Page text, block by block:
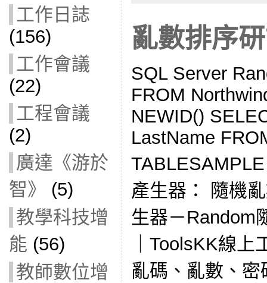
工作日誌
(156)
工作會議
(22)
工程會議
(2)
廣達《游於
智》
(5)
教學科技增
能 (56)
教師數位增
亂數排序
SQL Server
FROM
NEWID()
LastName
產生器： 隨機
生器－Random
｜ToolsKK線
亂碼、亂數、